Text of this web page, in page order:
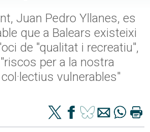
Juan Pedro Yllanes, es
que a Balears existeixi
de "qualitat i recreatiu",
per a la nostra
vulnerables"